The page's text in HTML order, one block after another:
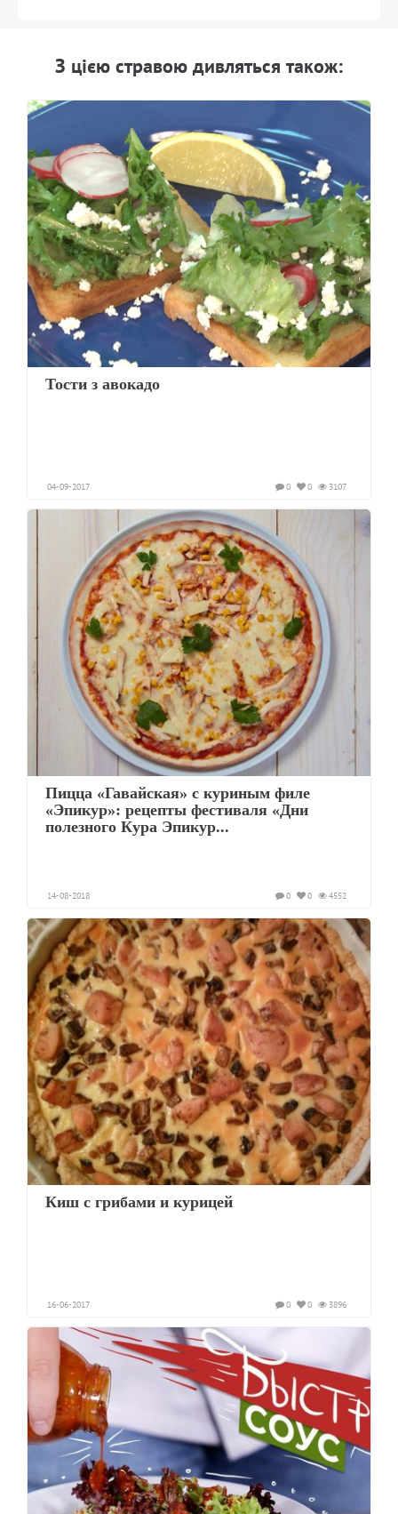
З цiєю стравою дивляться також:
Тости з авокадо
04-09-2017 3107
0
0
Пицца «Гавайская» с куриным филе
«Эпикур»: рецепты фестиваля «Дни
полезного Кура Эпикур...
14-08-2018 4552
0
0
Киш с грибами и курицей
16-06-2017 3896
0
0